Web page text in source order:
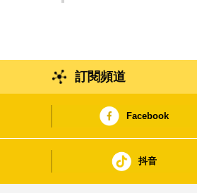
訂閱頻道
Facebook
抖音